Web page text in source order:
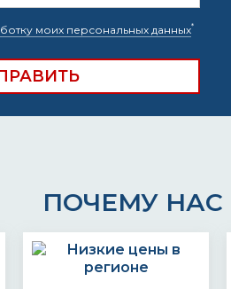
моих персональных данных*
ПОЧЕМУ